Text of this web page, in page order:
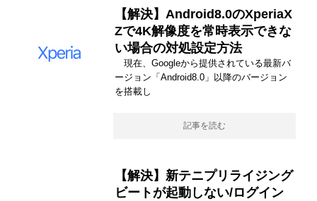
【解決】Android8.0のXperiaX
Zで4K解像度を常時表示できな
い場合の対処設定方法
現在、Googleから提供されている最新バ
ージョン「Android8.0」以降のバージョン
を搭載し
記事を読む
【解決】新テニプリライジング
ビートが起動しない/ログイン